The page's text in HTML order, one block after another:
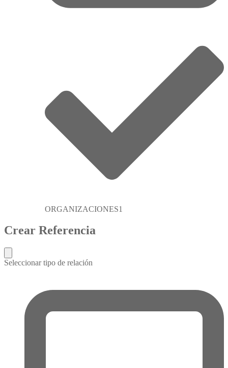
ORGANIZACIONES1
Crear Referencia
Seleccionar tipo de relación